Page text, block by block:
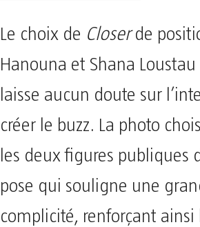
Le choix de Closerde
Hanouna et Shana
laisse aucun doute sur
créer le buzz. La photo
les deux figures publiques
pose qui souligne une
complicité, renforçant ainsi